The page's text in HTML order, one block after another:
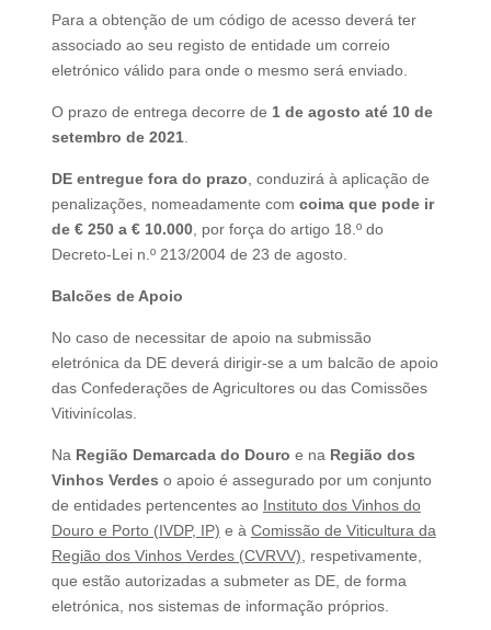
Para a obtenção de um código de acesso deverá ter
associado ao seu registo de entidade um correio
eletrónico válido para onde o mesmo será enviado.
O prazo de entrega decorre de 1 de agosto até 10 de
setembro de 2021.
DE entregue fora do prazo , conduzirá à aplicação de
penalizações, nomeadamente com coima que pode ir
de € 250 a € 10.000, por força do artigo 18.º do
Decreto-Lei n.º 213/2004 de 23 de agosto.
Balcões de Apoio
No caso de necessitar de apoio na submissão
eletrónica da DE deverá dirigir-se a um balcão de apoio
das Confederações de Agricultores ou das Comissões
Vitivinícolas.
Na Região Demarcada do Douro e na Região dos
Vinhos Verdes o apoio é assegurado por um conjunto
de entidades pertencentes ao Instituto dos Vinhos do
Douro e Porto (IVDP, IP) e à Comissão de Viticultura da
Região dos Vinhos Verdes (CVRVV) , respetivamente,
que estão autorizadas a submeter as DE, de forma
eletrónica, nos sistemas de informação próprios.